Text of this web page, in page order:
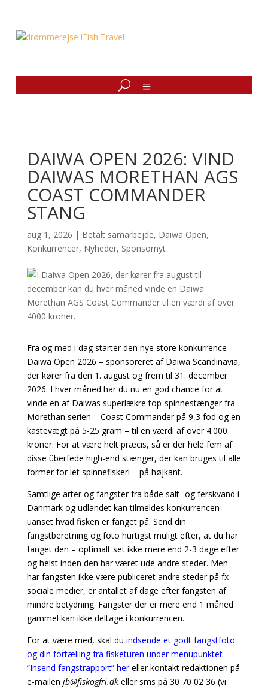
DAIWA OPEN 2026: VIND
DAIWAS MORETHAN AGS
COAST COMMANDER
STANG
aug 1, 2026 | Betalt samarbejde, Daiwa Open,
Konkurrencer, Nyheder, Sponsornyt
Fra og med i dag starter den nye store konkurrence –
Daiwa Open 2026 – sponsoreret af Daiwa Scandinavia,
der kører fra den 1. august og frem til 31. december
2026. I hver måned har du nu en god chance for at
vinde en af Daiwas superlækre top-spinnestænger fra
Morethan serien – Coast Commander på 9,3 fod og en
kastevægt på 5-25 gram – til en værdi af over 4.000
kroner. For at være helt præcis, så er der hele fem af
disse überfede high-end stænger, der kan bruges til alle
former for let spinnefiskeri – på højkant.
Samtlige arter og fangster fra både salt- og ferskvand i
Danmark og udlandet kan tilmeldes konkurrencen –
uanset hvad fisken er fanget på. Send din
fangstberetning og foto hurtigst muligt efter, at du har
fanget den – optimalt set ikke mere end 2-3 dage efter
og helst inden den har været ude andre steder. Men –
har fangsten ikke være publiceret andre steder på fx
sociale medier, er antallet af dage efter fangsten af
mindre betydning. Fangster der er mere end 1 måned
gammel kan ikke deltage i konkurrencen.
For at være med, skal du indsende et godt fangstfoto
og din fortælling fra fisketuren under menupunktet
”Insend fangstrapport” her eller kontakt redaktionen på
e-mailen jb@fiskogfri.dkeller sms på 30 70 02 36 (vi